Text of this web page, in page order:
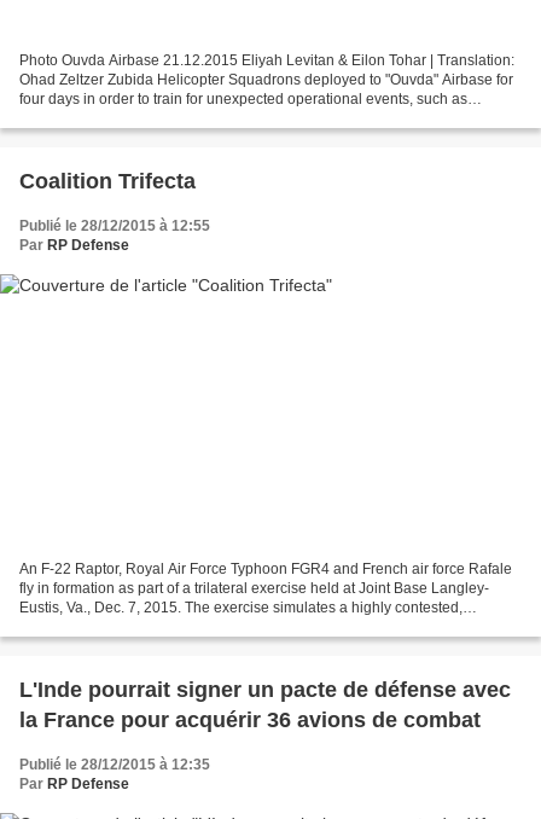
Photo Ouvda Airbase 21.12.2015 Eliyah Levitan & Eilon Tohar | Translation:
Ohad Zeltzer Zubida Helicopter Squadrons deployed to "Ouvda" Airbase for
four days in order to train for unexpected operational events, such as
Coalition Trifecta
Publié le 28/12/2015 à 12:55
Par RP Defense
An F-22 Raptor, Royal Air Force Typhoon FGR4 and French air force Rafale
fly in formation as part of a trilateral exercise held at Joint Base Langley-
Eustis, Va., Dec. 7, 2015. The exercise simulates a highly contested,
L'Inde pourrait signer un pacte de défense avec
la France pour acquérir 36 avions de combat
Publié le 28/12/2015 à 12:35
Par RP Defense